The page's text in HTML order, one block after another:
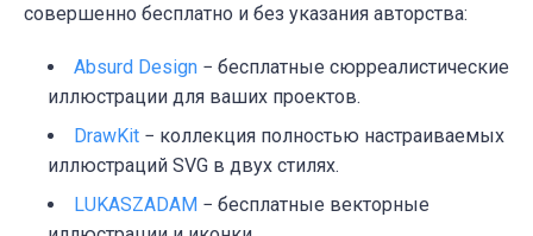
совершенно бесплатно и без указания авторства:
Absurd Design − бесплатные сюрреалистические
иллюстрации для ваших проектов.
DrawKit − коллекция полностью настраиваемых
иллюстраций SVG в двух стилях.
LUKASZADAM − бесплатные векторные